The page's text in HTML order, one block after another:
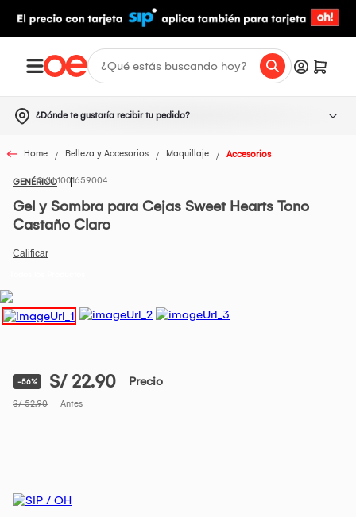
¿Dónde te gustaría recibir tu pedido?
Home Belleza y Accesorios Maquillaje Accesorios
GENÉRICO1001659004
Gel y Sombra para Cejas Sweet Hearts Tono
Castaño Claro
-56% S/ 22.90 Precio
S/ 52.90 Antes